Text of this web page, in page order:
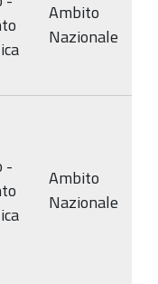
Ambito
Nazionale
-
Ambito
Nazionale